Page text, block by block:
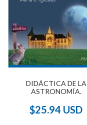
DIDÁCTICA DE LA
ASTRONOMÍA.
$25.94 USD